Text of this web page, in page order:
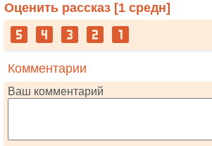
Оценить рассказ [1 средн]
Комментарии
Ваш комментарий